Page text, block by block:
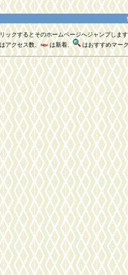
ックするとそのホームページへジャンプしま
アクセス数、
は新着、 はおすすめマー